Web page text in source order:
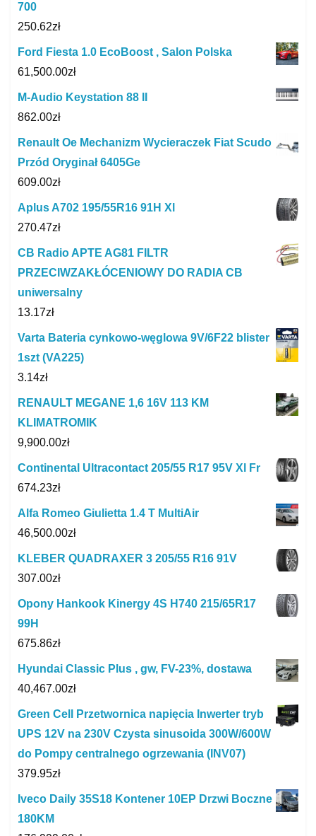
700
250.62zł
Ford Fiesta 1.0 EcoBoost , Salon Polska
61,500.00zł
M-Audio Keystation 88 II
862.00zł
Renault Oe Mechanizm Wycieraczek Fiat Scudo
Przód Oryginał 6405Ge
609.00zł
Aplus A702 195/55R16 91H Xl
270.47zł
CB Radio APTE AG81 FILTR
PRZECIWZAKŁÓCENIOWY DO RADIA CB
uniwersalny
13.17zł
Varta Bateria cynkowo-węglowa 9V/6F22 blister
1szt (VA225)
3.14zł
RENAULT MEGANE 1,6 16V 113 KM
KLIMATROMIK
9,900.00zł
Continental Ultracontact 205/55 R17 95V Xl Fr
674.23zł
Alfa Romeo Giulietta 1.4 T MultiAir
46,500.00zł
KLEBER QUADRAXER 3 205/55 R16 91V
307.00zł
Opony Hankook Kinergy 4S H740 215/65R17
99H
675.86zł
Hyundai Classic Plus , gw, FV-23%, dostawa
40,467.00zł
Green Cell Przetwornica napięcia Inwerter tryb
UPS 12V na 230V Czysta sinusoida 300W/600W
do Pompy centralnego ogrzewania (INV07)
379.95zł
Iveco Daily 35S18 Kontener 10EP Drzwi Boczne
180KM